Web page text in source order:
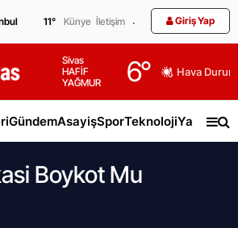
11° Künye İletişim Giriş Yap
Sivas
HAFİF
YAĞMUR
6° Hava
GündemAsayişSporTeknolojiYaşam
Boykot Mu